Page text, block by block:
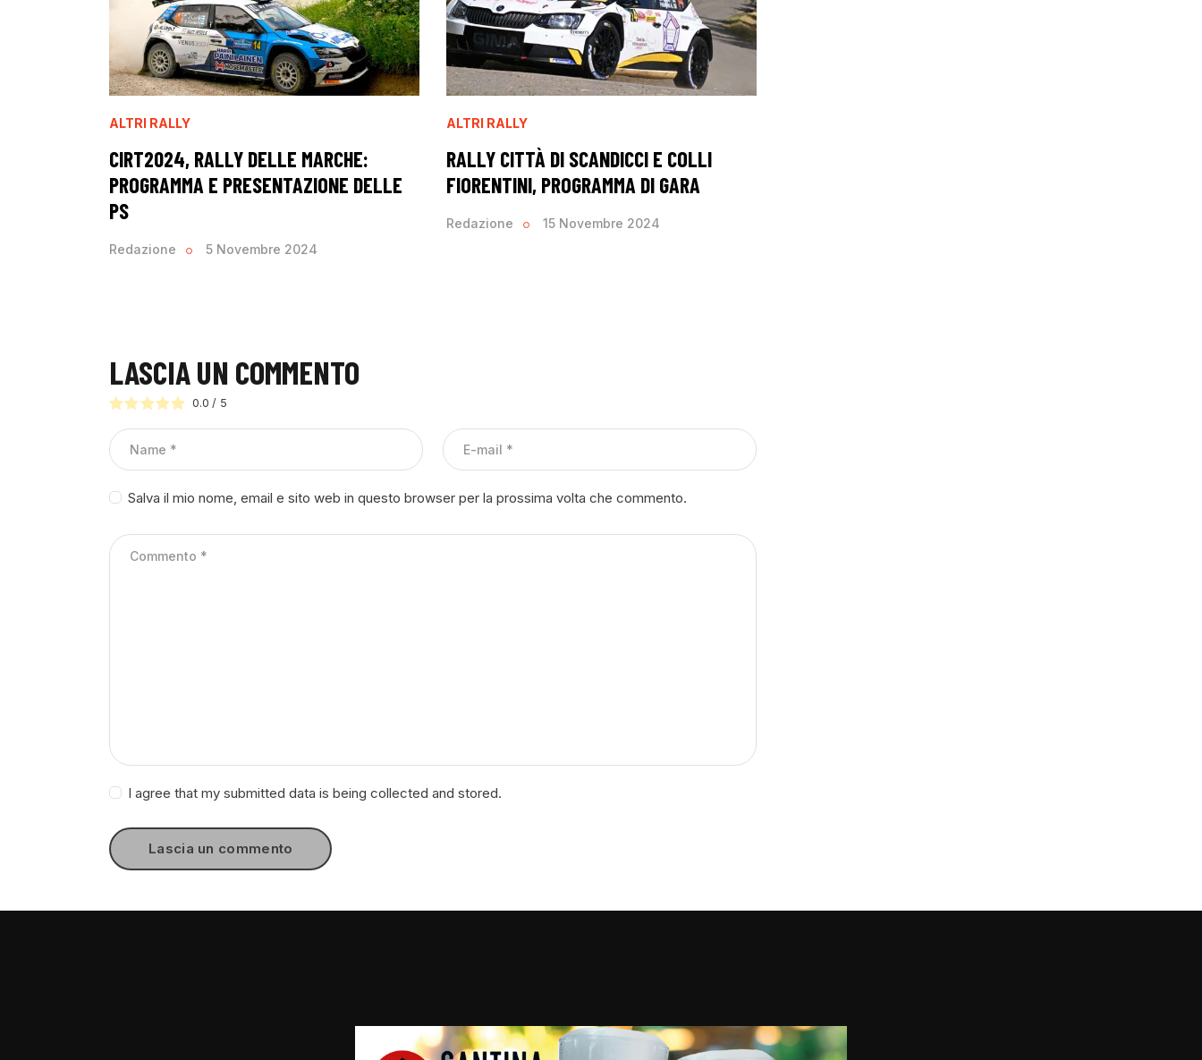
ALTRI RALLY
CIRT2024, RALLY DELLE MARCHE:
PROGRAMMA E PRESENTAZIONE DELLE
PS
Redazione 5 Novembre 2024
ALTRI RALLY
RALLY CITTÀ DI SCANDICCI E COLLI
FIORENTINI, PROGRAMMA DI GARA
Redazione 15 Novembre 2024
LASCIA UN COMMENTO
0.0 / 5
Salva il mio nome, email e sito web in questo browser per la prossima volta che commento.
I agree that my submitted data is being collected and stored.